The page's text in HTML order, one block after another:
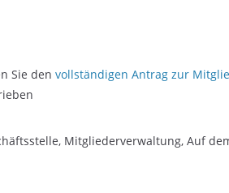
Sie den vollständigen Antrag zur
Mitgliederverwaltung, Auf